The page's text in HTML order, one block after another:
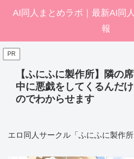
AI同人まとめラボ｜最新AI同
報
PR
【ふにふに製作所】隣の
中に悪戯をしてくるんだ
のでわからせます
エロ同人サークル「ふにふに製作